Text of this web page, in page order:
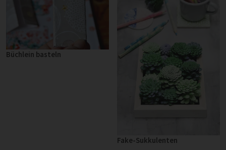
Büchlein basteln
Fake-Sukkulenten